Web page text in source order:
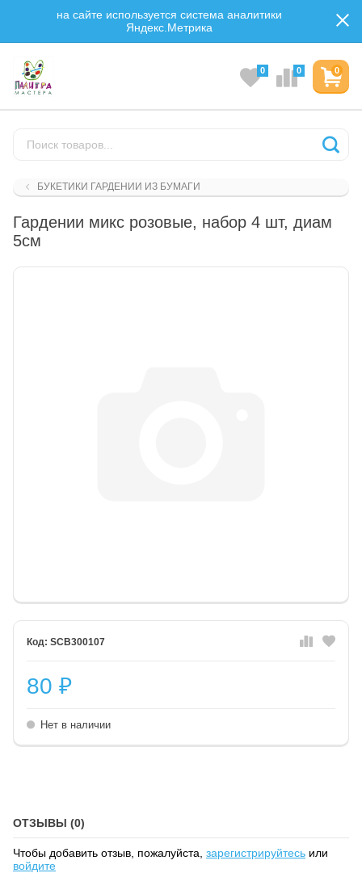
на сайте используется система аналитики
Яндекс.Метрика
0
0 0
БУКЕТИКИ ГАРДЕНИИ ИЗ БУМАГИ
Гардении микс розовые, набор 4 шт, диам
5см
SCB300107
80 ₽
Нет в наличии
ОТЗЫВЫ (0)
Чтобы добавить отзыв, пожалуйста, зарегистрируйтесь или
войдите